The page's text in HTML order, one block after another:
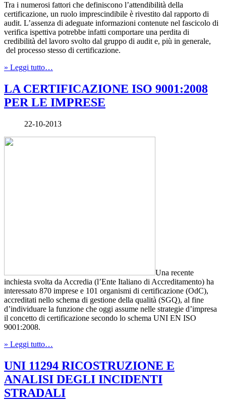
Tra i numerosi fattori che definiscono l’attendibilità della
certificazione, un ruolo imprescindibile è rivestito dal rapporto di
audit. L’assenza di adeguate informazioni contenute nel fascicolo di
verifica ispettiva potrebbe infatti comportare una perdita di
credibilità del lavoro svolto dal gruppo di audit e, più in generale,
del processo stesso di certificazione.
» Leggi tutto…
LA CERTIFICAZIONE ISO 9001:2008
PER LE IMPRESE
22-10-2013
Una recente
inchiesta svolta da Accredia (l’Ente Italiano di Accreditamento) ha
interessato 870 imprese e 101 organismi di certificazione (OdC),
accreditati nello schema di gestione della qualità (SGQ), al fine
d’individuare la funzione che oggi assume nelle strategie d’impresa
il concetto di certificazione secondo lo schema UNI EN ISO
9001:2008.
» Leggi tutto…
UNI 11294 RICOSTRUZIONE E
ANALISI DEGLI INCIDENTI
STRADALI